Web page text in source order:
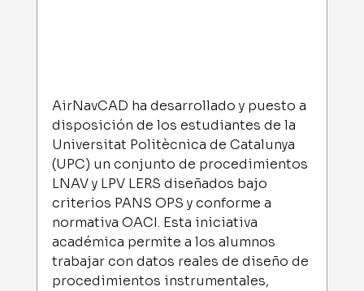
AirNavCAD ha desarrollado y puesto a
disposición de los estudiantes de la
Universitat Politècnica de Catalunya
(UPC) un conjunto de procedimientos
LNAV y LPV LERS diseñados bajo
criterios PANS OPS y conforme a
normativa OACI. Esta iniciativa
académica permite a los alumnos
trabajar con datos reales de diseño de
procedimientos instrumentales,